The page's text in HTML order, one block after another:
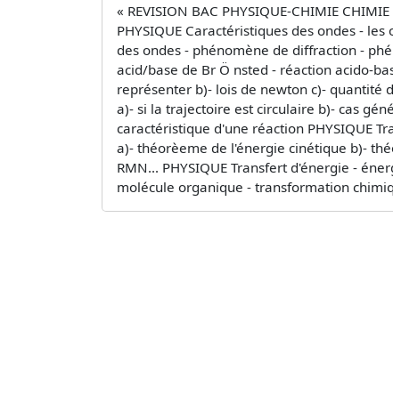
« REVISION BAC PHYSIQUE-CHIMIE
PHYSIQUE Caractéristiques des ondes -
des ondes - phénomène de diffraction -
acid/base de Br Ö nsted - réaction acido-
représenter b)- lois de newton c)- quantité
a)- si la trajectoire est circulaire b)- cas
caractéristique d'une réaction PHYSIQUE
a)- théorèeme de l'énergie cinétique b)-
RMN... PHYSIQUE Transfert d'énergie -
molécule organique - transformation